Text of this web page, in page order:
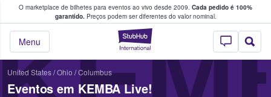
O marketplace de bilhetes para eventos ao vivo desde 2009. Cada pedido é 100%
garantido.Preços podem ser diferentes do valor nominal.
StubHub – onde
Menu
fãs compram e vendem bilhetes
United States/Ohio /Columbus
Eventos em KEMBA Live!